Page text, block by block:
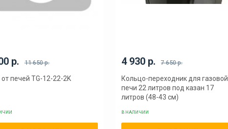
р. 11 650 р.
от печей TG-12-22-2K
4 930 р. 7 650 р.
Кольцо-переходник для газовой
печи 22 литров под казан 17
литров (48-43 см)
В НАЛИЧИИ